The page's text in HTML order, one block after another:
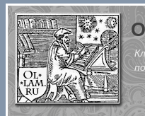
Перейти к основному